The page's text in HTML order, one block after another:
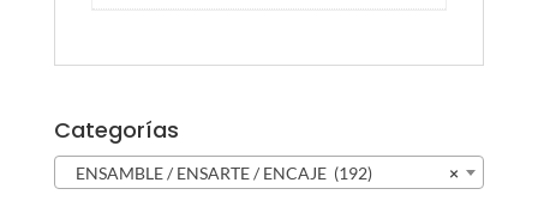
Categorías
×
ENSAMBLE / ENSARTE / ENCAJE (192)